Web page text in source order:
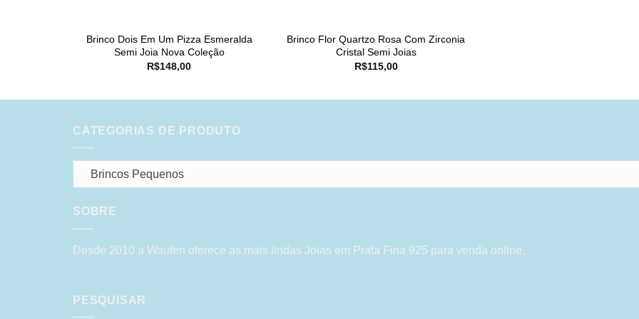
Brinco Dois Em Um Pizza Esmeralda
Semi Joia Nova Coleção
R$148,00
Brinco Flor Quartzo Rosa Com Zirconia
Cristal Semi Joias
R$115,00
CATEGORIAS DE PRODUTO
Brincos Pequenos
SOBRE
Desde 2010 a Waufen oferece as mais lindas Joias em Prata Fina 925 para venda online.
PESQUISAR